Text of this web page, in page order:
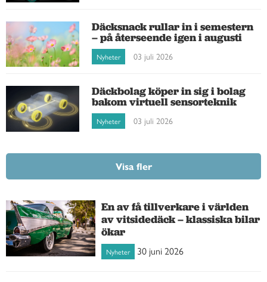
Däcksnack rullar in i semestern
– på återseende igen i augusti
Nyheter 03 juli 2026
Däckbolag köper in sig i bolag
bakom virtuell sensorteknik
Nyheter 03 juli 2026
Visa fler
En av få tillverkare i världen
av vitsidedäck – klassiska bilar
ökar
Nyheter 30 juni 2026